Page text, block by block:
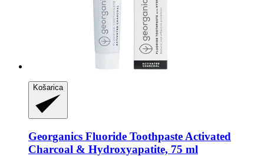
Košarica
Georganics Fluoride Toothpaste Activated
Charcoal & Hydroxyapatite, 75 ml